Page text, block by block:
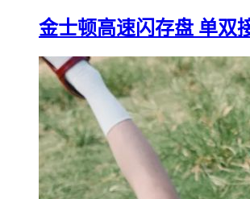
金士顿高速闪存盘 单双